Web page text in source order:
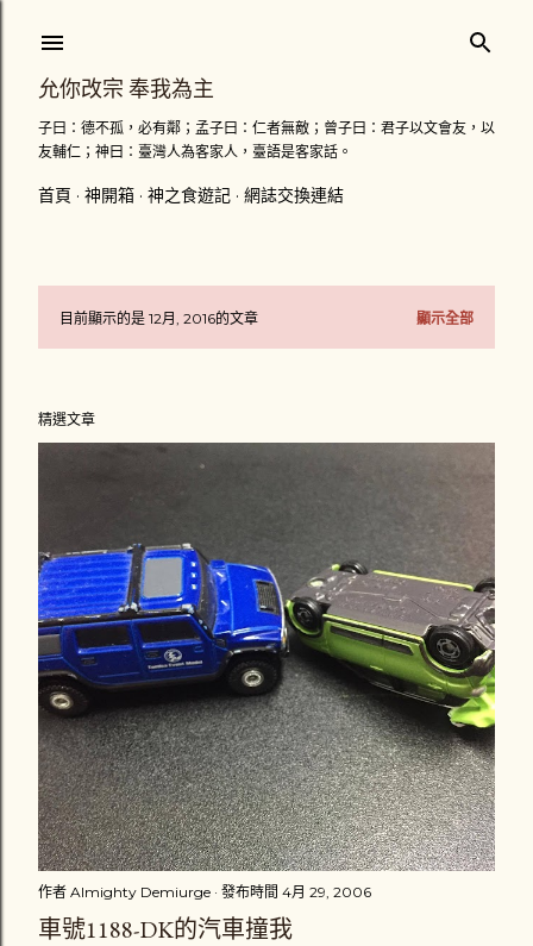
允你改宗 奉我為主
子曰：德不孤，必有鄰；孟子曰：仁者無敵；曾子曰：君子以文會友，以
友輔仁；神曰：臺灣人為客家人，臺語是客家話。
首頁 神開箱 神之食遊記 網誌交換連結
發
文
目前顯示的是 12月, 2016的文章 顯示全部
精選文章
作者 Almighty Demiurge 發布時間 4月 29, 2006
車號1188-DK的汽車撞我